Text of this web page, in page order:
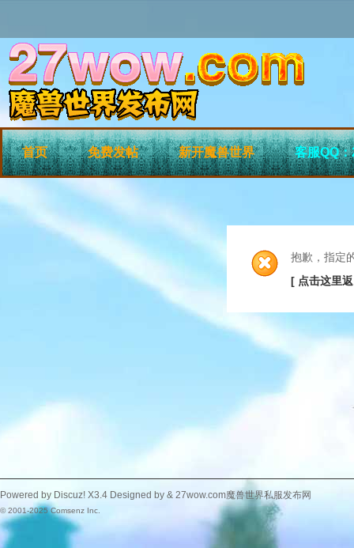
首页 免费发帖 新开魔兽世界 客服QQ
抱歉，指定
[ 点击这里
Powered by Discuz! X3.4 Designed by & 27wow.com魔兽世界私服发布网
© 2001-2025Comsenz Inc.